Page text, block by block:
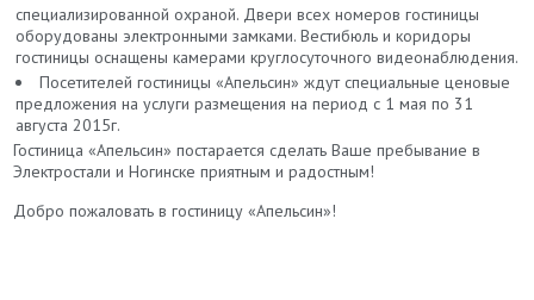
специализированной охраной. Двери всех номеров гостиницы
оборудованы электронными замками. Вестибюль и коридоры
гостиницы оснащены камерами круглосуточного видеонаблюдения.
Посетителей гостиницы «Апельсин» ждут специальные ценовые
предложения на услуги размещения на период с 1 мая по 31
августа 2015г.
Гостиница «Апельсин» постарается сделать Ваше пребывание в
Электростали и Ногинске приятным и радостным!
Добро пожаловать в гостиницу «Апельсин»!